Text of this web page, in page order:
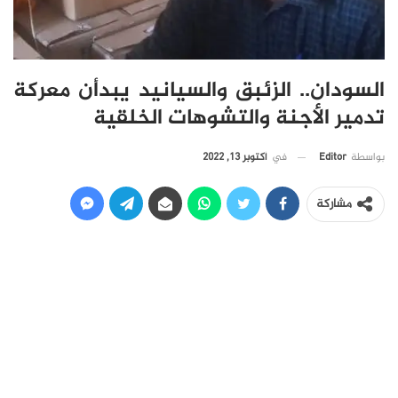
السودان.. الزئبق والسيانيد يبدأن معركة
تدمير الأجنة والتشوهات الخلقية
بواسطة Editor في أكتوبر 13, 2022
مشاركة